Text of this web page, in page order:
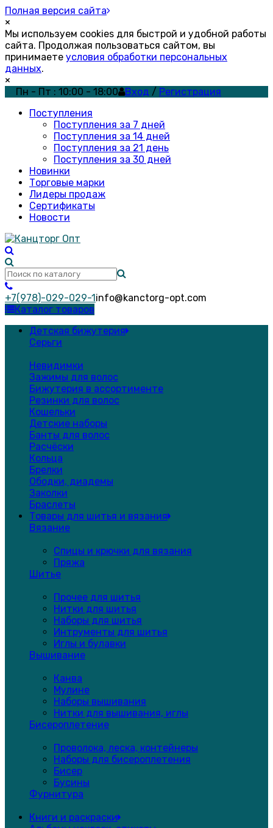
Полная версия сайта
×
Мы используем cookies для быстрой и удобной работы
сайта. Продолжая пользоваться сайтом, вы
принимаете условия обработки персональных
данных.
×
Пн - Пт : 10:00 - 18:00
Вход / Регистрация
Поступления
Поступления за 7 дней
Поступления за 14 дней
Поступления за 21 день
Поступления за 30 дней
Новинки
Торговые марки
Лидеры продаж
Сертификаты
Новости
+7(978)-029-029-1info@kanctorg-opt.com
Каталог товаров
Детская бижутерия
Серьги
Невидимки
Зажимы для волос
Бижутерия в ассортименте
Резинки для волос
Кошельки
Детские наборы
Банты для волос
Расчёски
Кольца
Брелки
Ободки, диадемы
Заколки
Браслеты
Товары для шитья и вязания
Вязание
Спицы и крючки для вязания
Пряжа
Шитье
Прочее для шитья
Нитки для шитья
Наборы для шитья
Интрументы для шитья
Иглы и булавки
Вышивание
Канва
Мулине
Наборы вышивания
Нитки для вышивания, иглы
Бисероплетение
Проволока, леска, контейнеры
Наборы для бисероплетения
Бисер
Бусины
Фурнитура
Книги и раскраски